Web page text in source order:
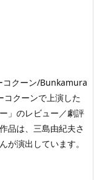
コクーン/Bunkamura
クーンで上演した
」のレビュー／劇評
品は、三島由紀夫さ
が演出しています。